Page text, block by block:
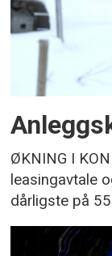
ØKNING I
leasingavtale
dårligste på 55